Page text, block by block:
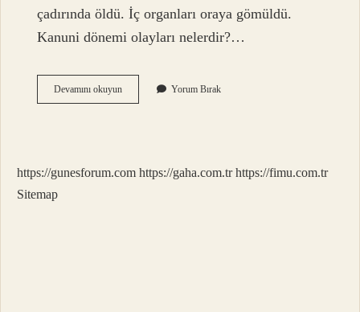
çadırında öldü. İç organları oraya gömüldü.
Kanuni dönemi olayları nelerdir?…
Devamını okuyunKanuni
Sultan
Yorum Bırak
https://gunesforum.com https://gaha.com.tr https://fimu.com.tr
Sitemap